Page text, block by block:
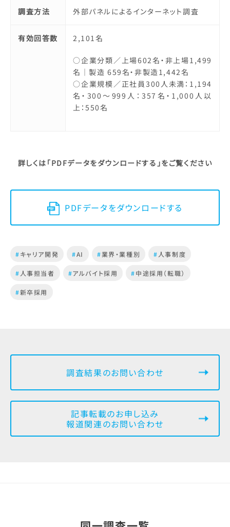
調査方法 外部パネルによるインターネット調査
有効回答数 2,101名
○企業分類／上場602名・非上場1,499
名｜製造 659名・非製造1,442名
○企業規模／正社員300人未満：1,194
名・300～999人：357名・1,000人以
上：550名
詳しくは「PDFデータをダウンロードする」をご覧ください
PDFデータをダウンロードする
#キャリア開発 #AI #業界・業種別 # 人事制度
# 人事担当者 #アルバイト採用 #中途採用（転職）
#新卒採用
調査結果のお問い合わせ
記事転載のお申し込み
報道関連のお問い合わせ